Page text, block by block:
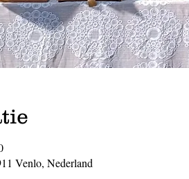
Venlo, Nederland